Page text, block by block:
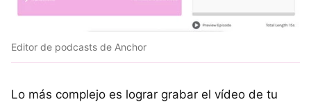
Editor de podcasts de Anchor
Lo más complejo es lograr grabar el vídeo de tu